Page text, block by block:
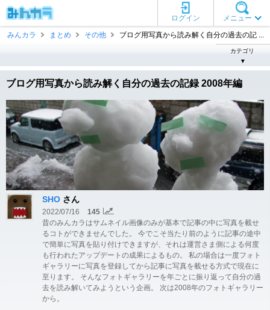
メニュー
ログイン
みんカラ
まとめ その他 ブログ用写真から読み解く自分の過去の記 ...
カテゴリ
▼
ブログ用写真から読み解く自分の過去の記録 2008年編
SHO さん
2022/07/16
145
昔のみんカラはサムネイル画像のみが基本で記事の中に写真を載せ
るコトができませんでした。 今でこそ当たり前のように記事の途中
で簡単に写真を貼り付けできますが、それは運営さま側による何度
も行われたアップデートの成果によるもの。 私の場合は一度フォト
ギャラリーに写真を登録してから記事に写真を載せる方式で現在に
至ります。 そんなフォトギャラリーを年ごとに振り返って自分の過
去を読み解いてみようという企画。 次は2008年のフォトギャラリー
から。